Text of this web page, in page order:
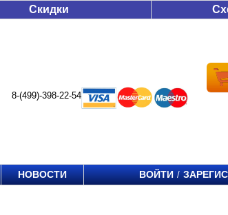
Скидки
8-(499)-398-22-54
НОВОСТИ ВОЙТИ /